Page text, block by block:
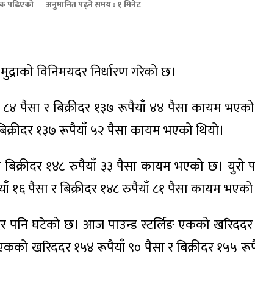
पढिएको अनुमानित पढ्ने समय : १ मिनेट
विनिमयदर निर्धारण गरेको छ।
पैसा र बिक्रीदर १३७ रूपैयाँ ४४ पैसा कायम
१३७ रूपैयाँ ५२ पैसा कायम भएको थियो।
१४८ रुपैयाँ ३३ पैसा कायम भएको छ। युरो
पैसा र बिक्रीदर १४८ रुपैयाँ ८१ पैसा कायम भएको
पनि घटेको छ। आज पाउन्ड स्टर्लिङ एकको
खरिददर १५४ रूपैयाँ ९० पैसा र बिक्रीदर १५५